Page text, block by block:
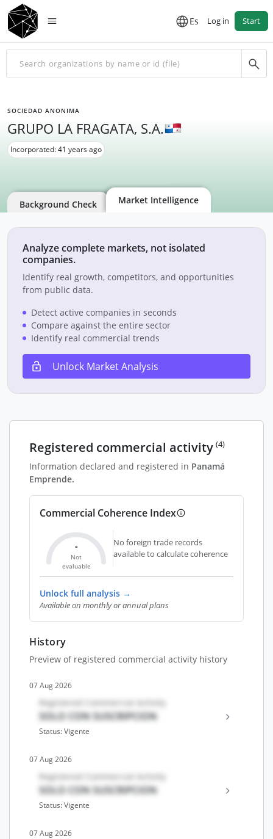
Es Log in Start
SOCIEDAD ANONIMA
GRUPO LA FRAGATA, S.A.
Incorporated: 41 years ago
Background Check Market Intelligence
Analyze complete markets, not isolated
companies.
Identify real growth, competitors, and opportunities
from public data.
Detect active companies in seconds
Compare against the entire sector
Identify real commercial trends
Unlock Market Analysis
Registered commercial activity (4)
Information declared and registered in Panamá
Emprende.
Commercial Coherence Index
-
Not
evaluable
No foreign trade records
available to calculate coherence
Unlock full analysis →
Available on monthly or annual plans
History
Preview of registered commercial activity history
07 Aug 2026
Registered Commercial Activity
SOLO CON SUSCRIPCION
Status: Vigente
07 Aug 2026
Registered Commercial Activity
SOLO CON SUSCRIPCION
Status: Vigente
07 Aug 2026